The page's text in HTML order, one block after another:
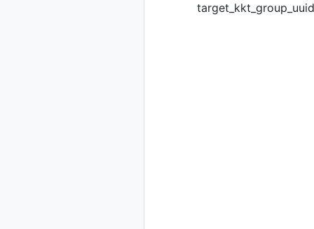
target_kkt_group_uuid